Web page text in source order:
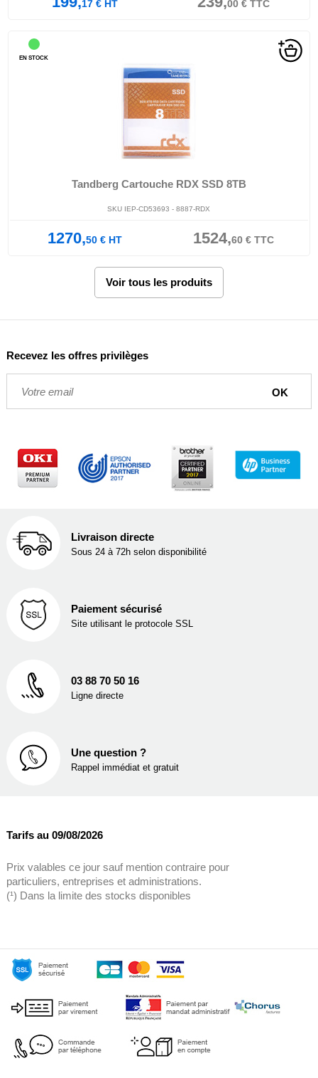
17€HT 00€TTC
Tandberg Cartouche RDX SSD 8TB
SKU IEP-CD53693 - 8887-RDX
1270,50€HT 1524,60€TTC
EN STOCK
Voir tous les produits
Recevez les offres privilèges
Livraison directe
Sous 24 à 72h selon disponibilité
Paiement sécurisé
Site utilisant le protocole SSL
03 88 70 50 16
Ligne directe
Une question ?
Rappel immédiat et gratuit
Tarifs au 09/08/2026
Prix valables ce jour sauf mention contraire pour
particuliers, entreprises et administrations.
(¹) Dans la limite des stocks disponibles